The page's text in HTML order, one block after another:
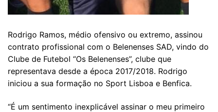
Rodrigo Ramos, médio ofensivo ou extremo, assinou
contrato profissional com o Belenenses SAD, vindo do
Clube de Futebol “Os Belenenses”, clube que
representava desde a época 2017/2018. Rodrigo
iniciou a sua formação no Sport Lisboa e Benfica.
“É um sentimento inexplicável assinar o meu primeiro